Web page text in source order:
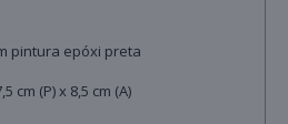
pintura epóxi preta
cm (P) x 8,5 cm (A)